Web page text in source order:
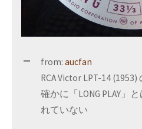
from: aucfan
RCA Victor LPT-14
確かに「LONG PLAY」
れていない